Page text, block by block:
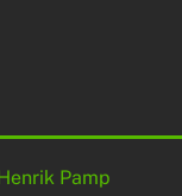
Pamp